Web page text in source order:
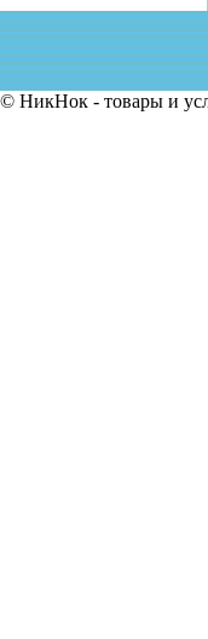
© НикНок - товары и